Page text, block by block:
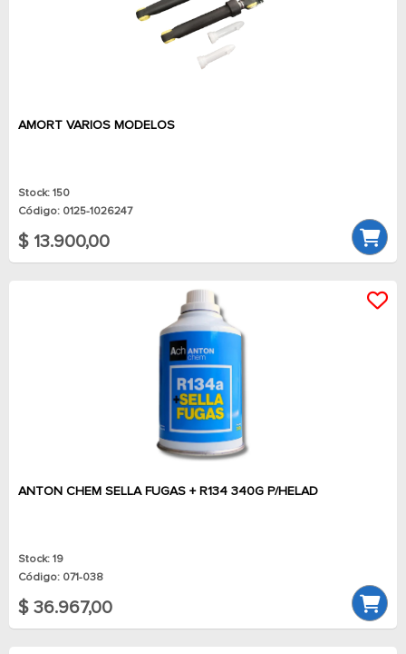
AMORT VARIOS MODELOS
Stock: 150
Código: 0125-1026247
$ 13.900,00
ANTON CHEM SELLA FUGAS + R134 340G P/HELAD
Stock: 19
Código: 071-038
$ 36.967,00